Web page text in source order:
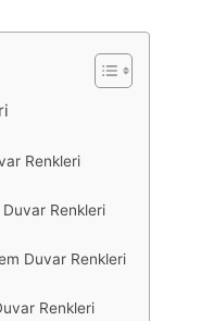
Renkleri
Renkleri
Duvar Renkleri
Renkleri